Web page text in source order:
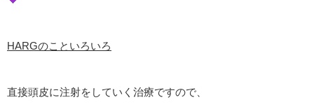
HARGのこといろいろ
直接頭皮に注射をしていく治療ですので、